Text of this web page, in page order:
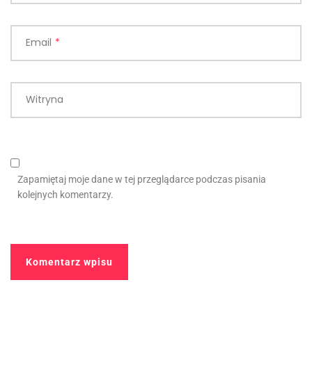
Email *
Witryna
Zapamiętaj moje dane w tej przeglądarce podczas pisania
kolejnych komentarzy.